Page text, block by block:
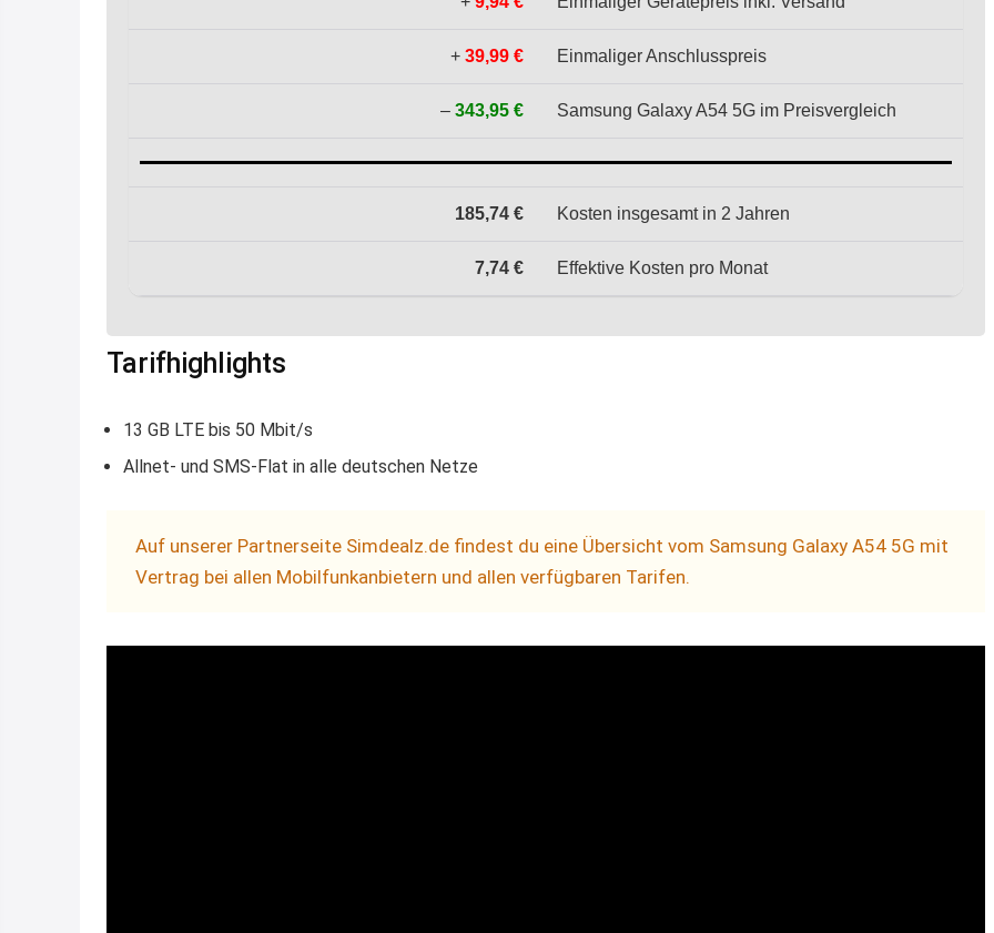
+ 39,99 € Einmaliger Anschlusspreis
– 343,95 € Samsung Galaxy A54 5G im Preisvergleich
185,74 € Kosten insgesamt in 2 Jahren
7,74 € Effektive Kosten pro Monat
Tarifhighlights
13 GB LTE bis 50 Mbit/s
Allnet- und SMS-Flat in alle deutschen Netze
Auf unserer Partnerseite Simdealz.de findest du eine Übersicht vom Samsung Galaxy A54 5G mit
Vertrag bei allen Mobilfunkanbietern und allen verfügbaren Tarifen.